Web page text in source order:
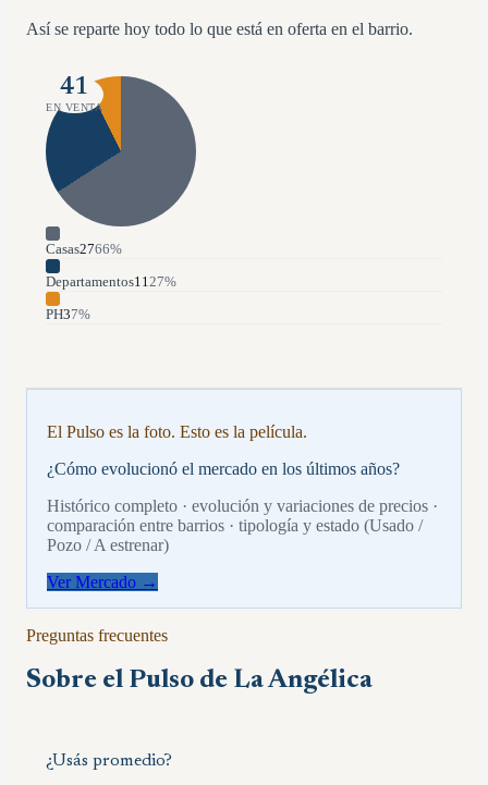
Así se reparte hoy todo lo que está en oferta en el barrio.
41
EN VENTA
Casas2766%
Departamentos1127%
PH37%
El Pulso es la foto. Esto es la película.
¿Cómo evolucionó el mercado en los últimos años?
Histórico completo · evolución y variaciones de precios ·
comparación entre barrios · tipología y estado (Usado /
Pozo / A estrenar)
Ver Mercado →
Preguntas frecuentes
Sobre el Pulso de La Angélica
¿Usás promedio?